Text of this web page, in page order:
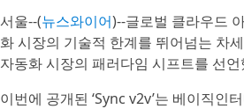
서울--(뉴스와이어)--글로벌 클라우드
화 시장의 기술적 한계를 뛰어넘는 차
자동화 시장의 패러다임 시프트를 선언
이번에 공개된 ‘Sync v2v’는 베이직